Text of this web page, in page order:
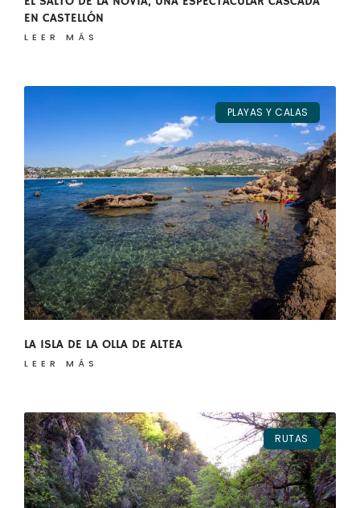
EN CASTELLÓN
LEER MÁS
PLAYAS Y CALAS
LA ISLA DE LA OLLA DE ALTEA
LEER MÁS
RUTAS